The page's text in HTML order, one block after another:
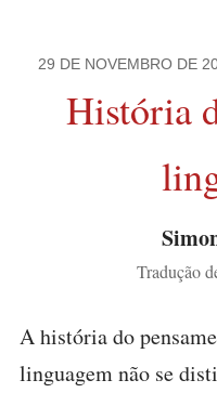
29 DE NOVEMBRO DE
História
Tradução
A história do
linguagem não se